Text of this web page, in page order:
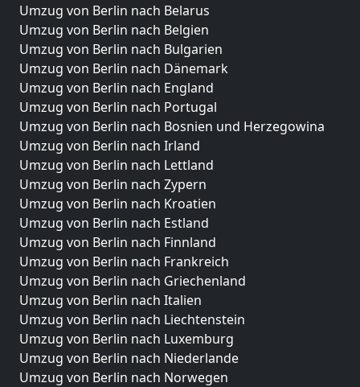
Umzug von Berlin nach Belarus
Umzug von Berlin nach Belgien
Umzug von Berlin nach Bulgarien
Umzug von Berlin nach Dänemark
Umzug von Berlin nach England
Umzug von Berlin nach Portugal
Umzug von Berlin nach Bosnien und Herzegowina
Umzug von Berlin nach Irland
Umzug von Berlin nach Lettland
Umzug von Berlin nach Zypern
Umzug von Berlin nach Kroatien
Umzug von Berlin nach Estland
Umzug von Berlin nach Finnland
Umzug von Berlin nach Frankreich
Umzug von Berlin nach Griechenland
Umzug von Berlin nach Italien
Umzug von Berlin nach Liechtenstein
Umzug von Berlin nach Luxemburg
Umzug von Berlin nach Niederlande
Umzug von Berlin nach Norwegen